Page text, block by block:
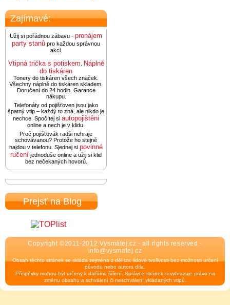
Zajímavé:
Užij si pořádnou zábavu - pronájem
party stanů pro každou správnou
akci.
Vtipná trička s potiskem Náplně
do tiskáren
Tonery do tiskáren všech značek.
Všechny náplně do tiskáren skladem.
Doručení do 24 hodin. Garance
nákupu.
Telefonáty od pojišťoven jsou jako
špatný vtip – každý to zná, ale nikdo je
nechce. Spočítej si autopojištění
online a nech je v klidu.
Proč pojišťovák radši nehraje
schovávanou? Protože ho stejně
najdou v telefonu. Sjednej si povinné
ručení jednoduše online a užij si klid
bez nečekaných hovorů.
Prejsť na Blog
Copyright ©2011-2012 Vysmátej.cz - all rights reserved -
info@vysmatej.cz
Obsah těchto stránek se skládá zejména z děl tzv. lidové tvořivosti bez možnosti určení
původu nebo autora díla.
Příspěvky mohou být určeny k dalšímu šíření. Správce stránek si vyhrazuje právo na
změnu obsahu a schválení či neschválení vkládaných vtipů.